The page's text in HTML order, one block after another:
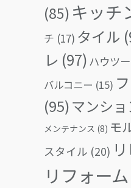
(85) キッチ
チ (17) タイル
レ (97) ハウツー
バルコニー (15)
(95)マンショ
メンテナンス (8) モ
スタイル (20)
リフォーム